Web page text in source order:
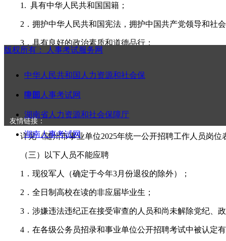
1. 具有中华人民共和国国籍；
2．拥护中华人民共和国宪法，拥护中国共产党领导和社
3．具有良好的政治素质和道德品行；
5．具有正常履行职责的身体条件和心理素质；
6．具备岗位所需的其他条件。
（二）具体条件
详见《随州市事业单位2025年统一公开招聘工作人员岗位
（三）以下人员不能应聘
1．现役军人（确定于今年3月份退役的除外）；
2．全日制高校在读的非应届毕业生；
3．涉嫌违法违纪正在接受审查的人员和尚未解除党纪、
4．在各级公务员招录和事业单位公开招聘考试中被认定
版权所有： 人事考试服务网
中华人民共和国人力资源和社会保
障部
中国人事考试网
湖南省人力资源和社会保障厅
湖南人事考试网
友情链接：